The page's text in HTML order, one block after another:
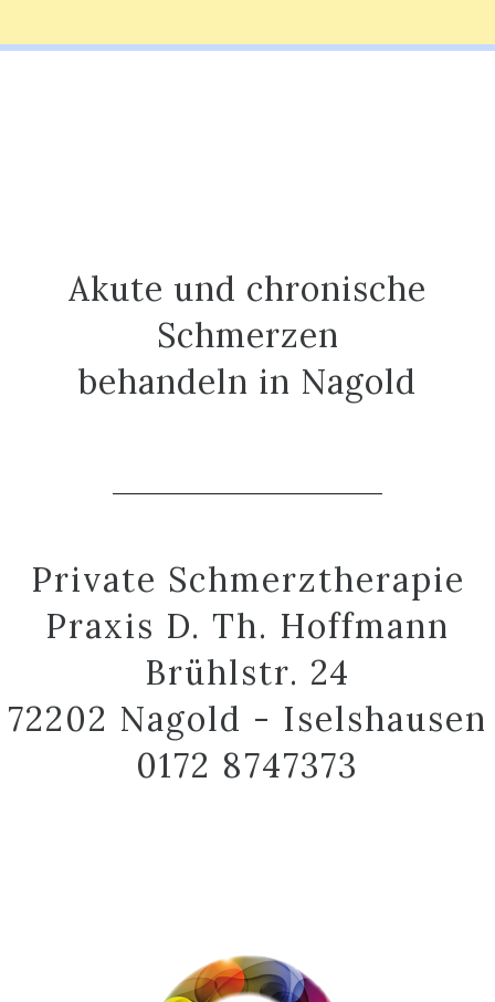
Akute und chronische
Schmerzen
behandeln in Nagold
Private Schmerztherapie
Praxis D. Th. Hoffmann
Brühlstr. 24
72202 Nagold - Iselshausen
0172 8747373